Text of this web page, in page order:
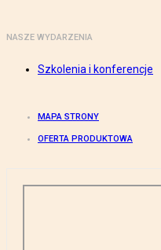
NASZE WYDARZENIA
Szkolenia i konferencje
MAPA STRONY
OFERTA PRODUKTOWA